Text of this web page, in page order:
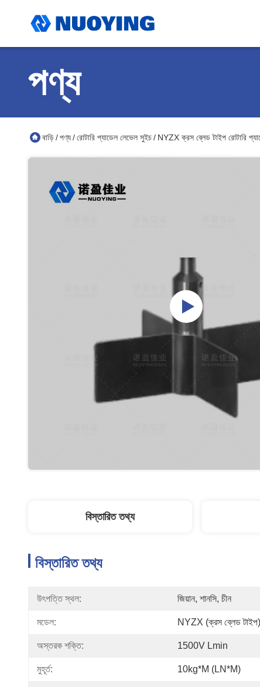
পণ্য
বাড়ি/পণ্য/রোটারি প্যাডেল লেভেল সুইচ/ NYZX ক্রস ব্লেড টাইপ রোটারি
বিস্তারিত তথ্য
বিস্তারিত তথ্য
উৎপত্তি স্থল: জিয়ান, শানসি, চীন
মডেল: NYZX (ক্রস ব্লেড টাইপ)
অস্তরক শক্তি: 1500V Lmin
মুহূর্ত: 10kg*m (lN*m)